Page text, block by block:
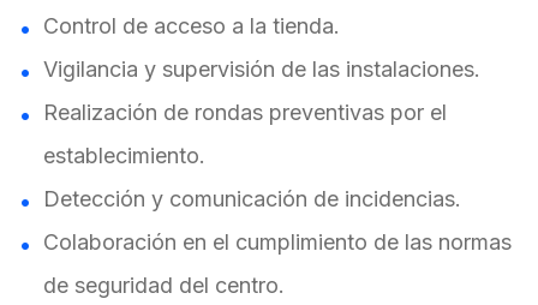
Control de acceso a la tienda.
Vigilancia y supervisión de las instalaciones.
Realización de rondas preventivas por el
establecimiento.
Detección y comunicación de incidencias.
Colaboración en el cumplimiento de las normas
de seguridad del centro.